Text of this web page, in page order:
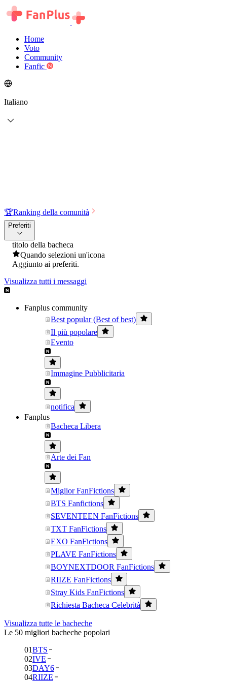
Home
Voto
Community
Fanfic
Italiano
🏆Ranking della comunità
Preferiti
titolo della bacheca
Quando selezioni un'icona
Aggiunto ai preferiti.
Visualizza tutti i messaggi
Fanplus community
Best popular (Best of best)
Il più popolare
Evento
Immagine Pubblicitaria
notifica
Fanplus
Bacheca Libera
Arte dei Fan
Miglior FanFictions
BTS Fanfictions
SEVENTEEN FanFictions
TXT FanFictions
EXO FanFictions
PLAVE FanFictions
BOYNEXTDOOR FanFictions
RIIZE FanFictions
Stray Kids FanFictions
Richiesta Bacheca Celebrità
Visualizza tutte le bacheche
Le 50 migliori bacheche popolari
01BTS
02IVE
03DAY6
04RIIZE